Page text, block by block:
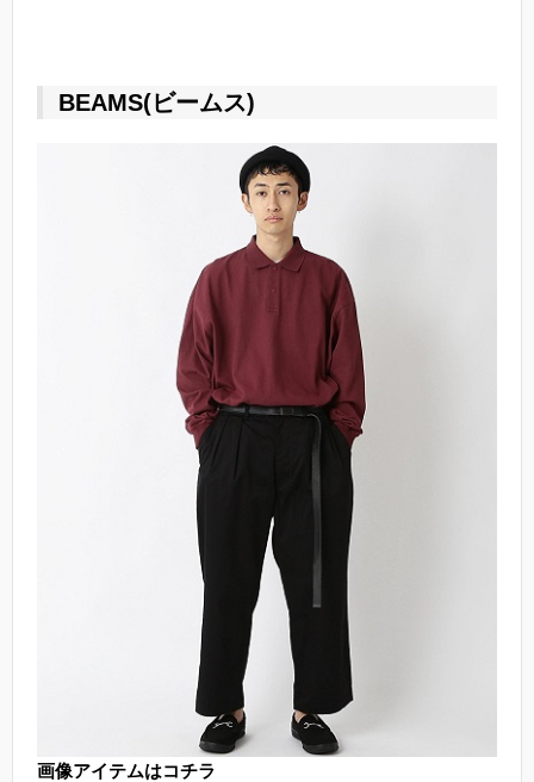
BEAMS(ビームス)
画像アイテムはコチラ